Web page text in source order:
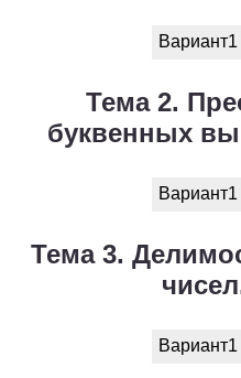
Вариант1
Тема 2.
буквенных
Вариант1
Тема 3.
Вариант1